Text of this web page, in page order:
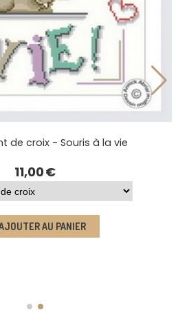
Point de croix - Il